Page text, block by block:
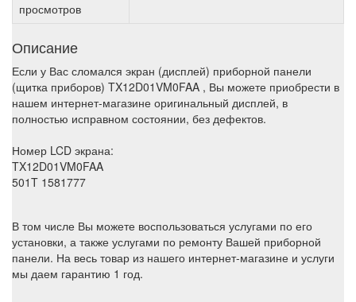
просмотров
Описание
Если у Вас сломался экран (дисплей) приборной панели
(щитка приборов) TX12D01VM0FAA , Вы можете приобрести в
нашем интернет-магазине оригинальный дисплей, в
полностью исправном состоянии, без дефектов.
Номер LCD экрана:
TX12D01VM0FAA
501T 1581777
В том числе Вы можете воспользоваться услугами по его
установки, а также услугами по ремонту Вашей приборной
панели. На весь товар из нашего интернет-магазине и услуги
мы даем гарантию 1 год.